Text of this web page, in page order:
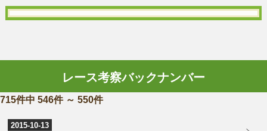
レース考察バックナンバー
715件中 546件 ～ 550件
2015-10-13